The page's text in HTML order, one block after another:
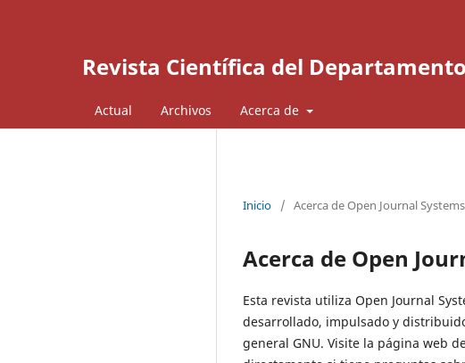
Revista Científica del
Actual Archivos Acerca de
Inicio / Acerca de Open Journal Systems
Acerca de Open
Esta revista utiliza Open Journal
desarrollado, impulsado y
general GNU. Visite la página web